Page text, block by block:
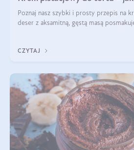
Poznaj nasz szybki i prosty przepis na
deser z aksamitną, gęstą masą
CZYTAJ